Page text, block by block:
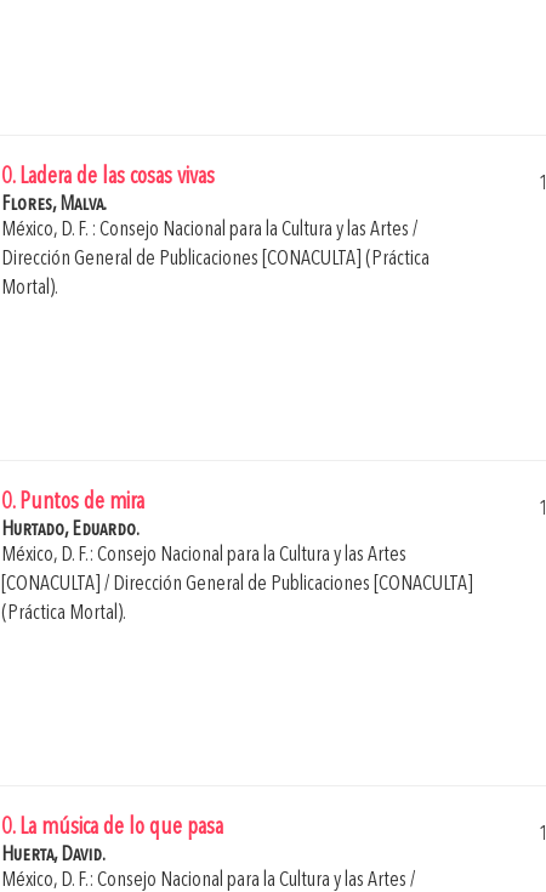
0. Ladera de las cosas vivas
Flores, Malva.
México, D. F. : Consejo Nacional para la Cultura y las Artes /
Dirección General de Publicaciones [CONACULTA] (Práctica
Mortal).
0. Puntos de mira
Hurtado, Eduardo.
México, D. F.: Consejo Nacional para la Cultura y las Artes
[CONACULTA] / Dirección General de Publicaciones [CONACULTA]
(Práctica Mortal).
0. La música de lo que pasa
Huerta, David.
México, D. F.: Consejo Nacional para la Cultura y las Artes /